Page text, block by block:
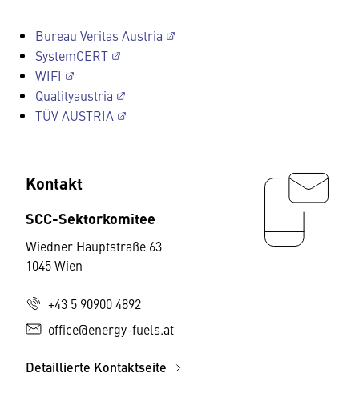
Bureau Veritas Austria
SystemCERT
WIFI
Qualityaustria
TÜV AUSTRIA
Kontakt
SCC-Sektorkomitee
Wiedner Hauptstraße 63
1045 Wien
+43 5 90900 4892
office@energy-fuels.at
Detaillierte Kontaktseite